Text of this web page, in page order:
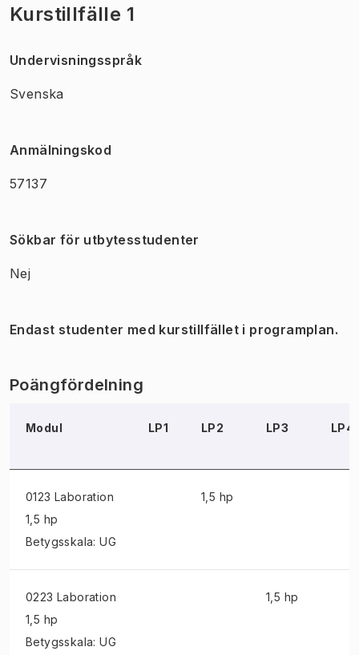
Kurstillfälle 1
Undervisningsspråk
Svenska
Anmälningskod
57137
Sökbar för utbytesstudenter
Nej
Endast studenter med kurstillfället i programplan.
Poängfördelning
Modul LP1 LP2 LP3 LP4
0123 Laboration
1,5 hp
Betygsskala: UG
1,5 hp
0223 Laboration
1,5 hp
Betygsskala: UG
1,5 hp